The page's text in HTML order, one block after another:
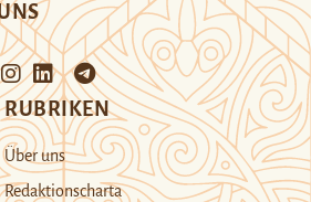
RUBRIKEN
Über uns
Redaktionscharta